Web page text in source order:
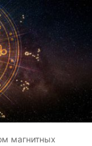
магнитных